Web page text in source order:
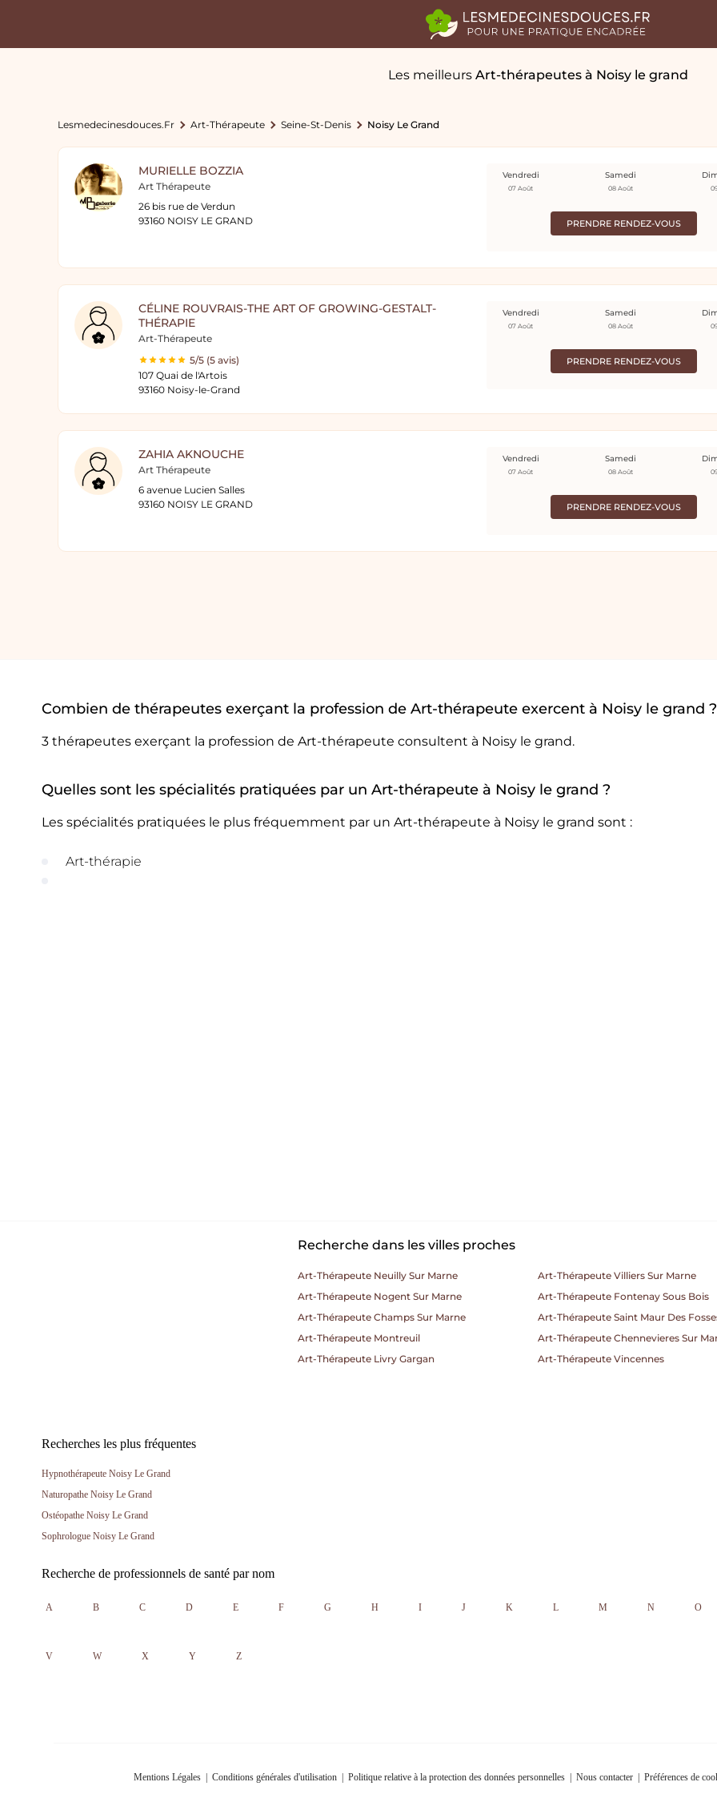
Les meilleurs Art-thérapeutes à Noisy le grand
Lesmedecinesdouces.fr Art-Thérapeute Seine-St-Denis Noisy Le Grand
MURIELLE BOZZIA
Art Thérapeute
26 bis rue de Verdun
93160 NOISY LE GRAND
PRENDRE RENDEZ-VOUS
Vendredi
07 Août
Samedi
08 Août
CÉLINE ROUVRAIS-THE ART OF GROWING-GESTALT-
THÉRAPIE
Art-Thérapeute
5/5 (5 avis)
107 Quai de l'Artois
93160 Noisy-le-Grand
PRENDRE RENDEZ-VOUS
Vendredi
07 Août
Samedi
08 Août
ZAHIA AKNOUCHE
Art Thérapeute
6 avenue Lucien Salles
93160 NOISY LE GRAND
PRENDRE RENDEZ-VOUS
Vendredi
07 Août
Samedi
08 Août
Combien de thérapeutes exerçant la profession de Art-thérapeute exercent à Noisy le grand ?
3 thérapeutes exerçant la profession de Art-thérapeute consultent à Noisy le grand.
Quelles sont les spécialités pratiquées par un Art-thérapeute à Noisy le grand ?
Les spécialités pratiquées le plus fréquemment par un Art-thérapeute à Noisy le grand sont :
Art-thérapie
Recherche dans les villes proches
Art-Thérapeute Neuilly Sur Marne
Art-Thérapeute Villiers Sur Marne
Art-Thérapeute Nogent Sur Marne
Art-Thérapeute Fontenay Sous Bois
Art-Thérapeute Champs Sur Marne
Art-Thérapeute Saint Maur Des
Art-Thérapeute Montreuil
Art-Thérapeute Chennevieres Sur
Art-Thérapeute Livry Gargan
Art-Thérapeute Vincennes
Recherches les plus fréquentes
Hypnothérapeute Noisy Le Grand
Naturopathe Noisy Le Grand
Ostéopathe Noisy Le Grand
Sophrologue Noisy Le Grand
Recherche de professionnels de santé par nom
A B C D E F G H I J K L M N O
V W X Y Z
Mentions Légales Conditions générales d'utilisation Politique relative à la protection des données personnelles Nous contacter Préférences de